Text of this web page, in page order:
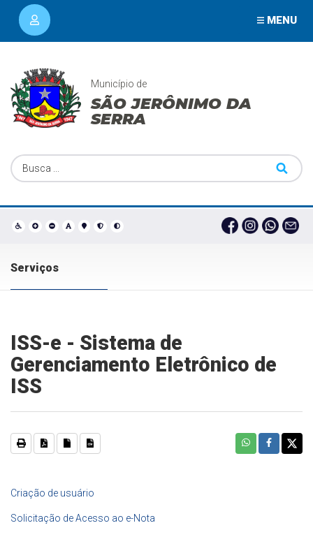
MENU
Município de
SÃO JERÔNIMO DA
SERRA
Serviços
ISS-e - Sistema de
Gerenciamento Eletrônico de
ISS
Criação de usuário
Solicitação de Acesso ao e-Nota